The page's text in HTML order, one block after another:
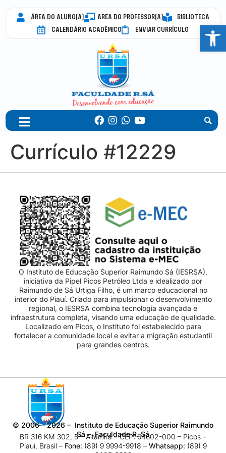
ÁREA DO ALUNO(A) AREA DO PROFESSOR(A)
BIBLIOTECA
CALENDÁRIO ACADÊMICO
ENVIAR CURRÍCULO
Currículo #12229
O Instituto de Educação Superior Raimundo Sá (IESRSA),
iniciativa da Pipel Picos Petróleo Ltda e idealizado por
Raimundo de Sá Urtiga Filho, é um marco educacional no
interior do Piauí. Criado para impulsionar o desenvolvimento
regional, o IESRSA combina tecnologia avançada e
infraestrutura completa, visando uma educação de qualidade.
Localizado em Picos, o Instituto foi estabelecido para
fortalecer a comunidade local e evitar a migração estudantil
para grandes centros.
© 2006 – 2026 – Instituto de Educação Superior Raimundo
Sá – Faculdade R. Sá
BR 316 KM 302, 5 – Altamira – CEP: 64602-000 – Picos –
Piauí, Brasil – Fone: (89) 9 9994-9918​ – Whatsapp: (89) 9
Abrir